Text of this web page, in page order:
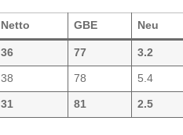
Netto GBE Neu
36 77 3.2
38 78 5.4
31 81 2.5